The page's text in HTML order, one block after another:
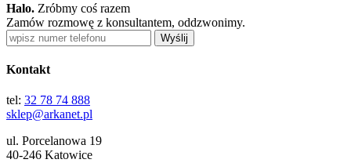
Halo. Zróbmy coś razem
Zamów rozmowę z konsultantem, oddzwonimy.
Wyślij
Kontakt
tel: 32 78 74 888
sklep@arkanet.pl
ul. Porcelanowa 19
40-246 Katowice